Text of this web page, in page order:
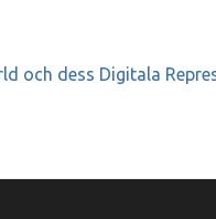
och dess Digitala